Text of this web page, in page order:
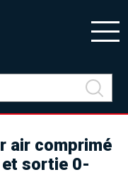
air comprimé
et sortie 0-